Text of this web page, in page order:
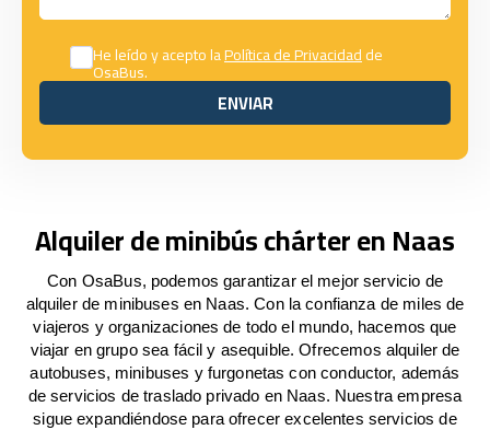
He leído y acepto laPolítica de Privacidadde
OsaBus.
ENVIAR
ENVIAR
Alquiler de minibús chárter en Naas
Con OsaBus, podemos garantizar el mejor servicio de
alquiler de minibuses en Naas. Con la confianza de miles de
viajeros y organizaciones de todo el mundo, hacemos que
viajar en grupo sea fácil y asequible. Ofrecemos alquiler de
autobuses, minibuses y furgonetas con conductor, además
de servicios de traslado privado en Naas. Nuestra empresa
sigue expandiéndose para ofrecer excelentes servicios de